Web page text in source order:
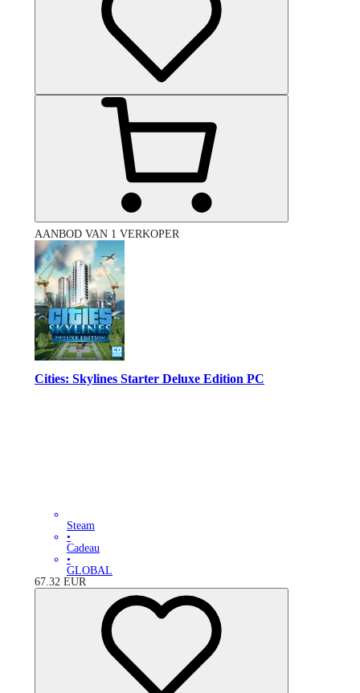
AANBOD VAN 1 VERKOPER
Cities: Skylines Starter Deluxe Edition PC
Steam
•
Cadeau
•
GLOBAL
67.32 EUR